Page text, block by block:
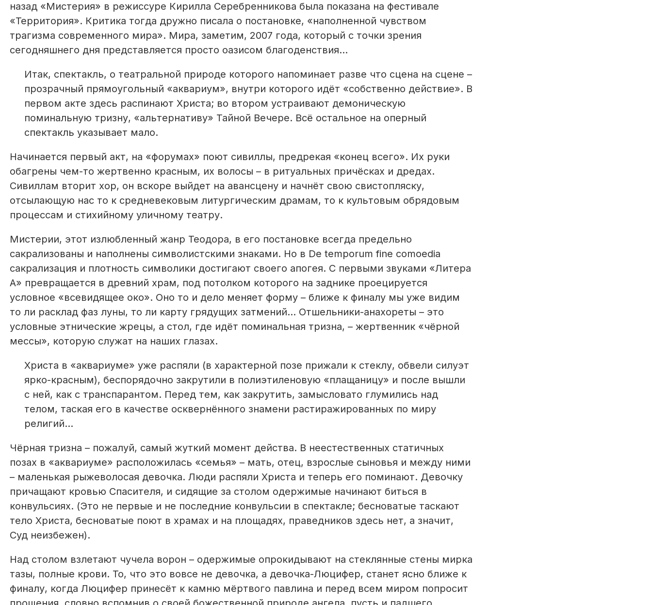
назад «Мистерия» в режиссуре Кирилла Серебренникова была показана на фестивале
«Территория». Критика тогда дружно писала о постановке, «наполненной чувством
трагизма современного мира». Мира, заметим, 2007 года, который с точки зрения
сегодняшнего дня представляется просто оазисом благоденствия...
Итак, спектакль, о театральной природе которого напоминает разве что сцена на сцене –
прозрачный прямоугольный «аквариум», внутри которого идёт «собственно действие». В
первом акте здесь распинают Христа; во втором устраивают демоническую
поминальную тризну, «альтернативу» Тайной Вечере. Всё остальное на оперный
спектакль указывает мало.
Начинается первый акт, на «форумах» поют сивиллы, предрекая «конец всего». Их руки
обагрены чем-то жертвенно красным, их волосы – в ритуальных причёсках и дредах.
Сивиллам вторит хор, он вскоре выйдет на авансцену и начнёт свою свистопляску,
отсылающую нас то к средневековым литургическим драмам, то к культовым обрядовым
процессам и стихийному уличному театру.
Мистерии, этот излюбленный жанр Теодора, в его постановке всегда предельно
сакрализованы и наполнены символистскими знаками. Но в De temporum fine comoedia
сакрализация и плотность символики достигают своего апогея. С первыми звуками «Литера
А» превращается в древний храм, под потолком которого на заднике проецируется
условное «всевидящее око». Оно то и дело меняет форму – ближе к финалу мы уже видим
то ли расклад фаз луны, то ли карту грядущих затмений... Отшельники-анахореты – это
условные этнические жрецы, а стол, где идёт поминальная тризна, – жертвенник «чёрной
мессы», которую служат на наших глазах.
Христа в «аквариуме» уже распяли (в характерной позе прижали к стеклу, обвели силуэт
ярко-красным), беспорядочно закрутили в полиэтиленовую «плащаницу» и после вышли
с ней, как с транспарантом. Перед тем, как закрутить, замысловато глумились над
телом, таская его в качестве осквернённого знамени растиражированных по миру
религий…
Чёрная тризна – пожалуй, самый жуткий момент действа. В неестественных статичных
позах в «аквариуме» расположилась «семья» – мать, отец, взрослые сыновья и между ними
– маленькая рыжеволосая девочка. Люди распяли Христа и теперь его поминают. Девочку
причащают кровью Спасителя, и сидящие за столом одержимые начинают биться в
конвульсиях. (Это не первые и не последние конвульсии в спектакле; бесноватые таскают
тело Христа, бесноватые поют в храмах и на площадях, праведников здесь нет, а значит,
Суд неизбежен).
Над столом взлетают чучела ворон – одержимые опрокидывают на стеклянные стены мирка
тазы, полные крови. То, что это вовсе не девочка, а девочка-Люцифер, станет ясно ближе к
финалу, когда Люцифер принесёт к камню мёртвого павлина и перед всем миром попросит